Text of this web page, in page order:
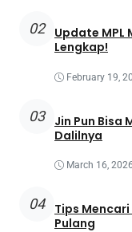
02
Update MPL
Lengkap!
February 19,
03
Jin Pun Bisa
Dalilnya
March 16, 2026
04
Tips
Pulang